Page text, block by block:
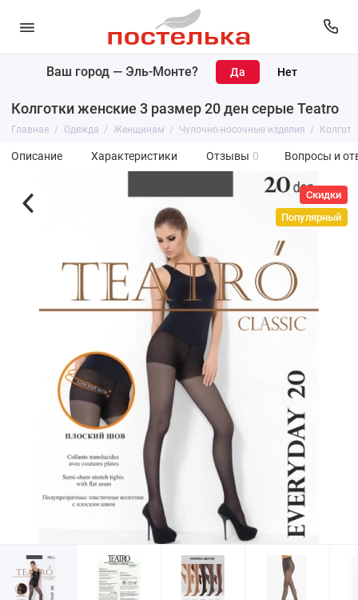
Ваш город — Эль-Монте?
Колготки женские 3 размер 20 ден серые Teatro
Главная Одежда Женщинам Чулочно-носочные изделия
Описание Характеристики Отзывы 0 Вопросы и
Скидки
Популярный